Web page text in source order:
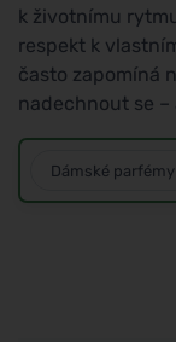
k životnímu
respekt k
často zapomíná
nadechnout se –
Dámské parfémy